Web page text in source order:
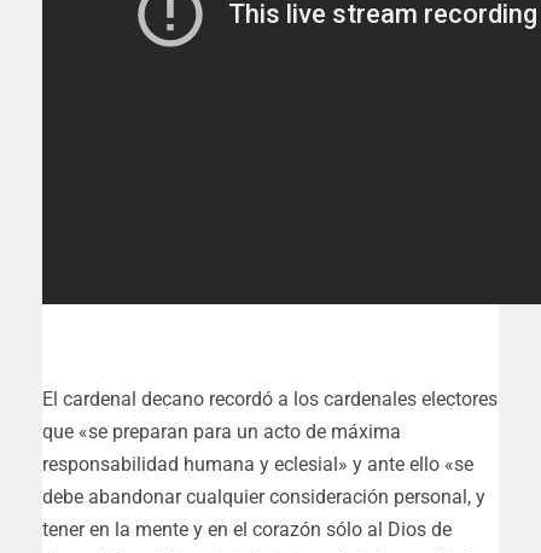
El cardenal decano recordó a los cardenales electores
que «se preparan para un acto de máxima
responsabilidad humana y eclesial» y ante ello «se
debe abandonar cualquier consideración personal, y
tener en la mente y en el corazón sólo al Dios de